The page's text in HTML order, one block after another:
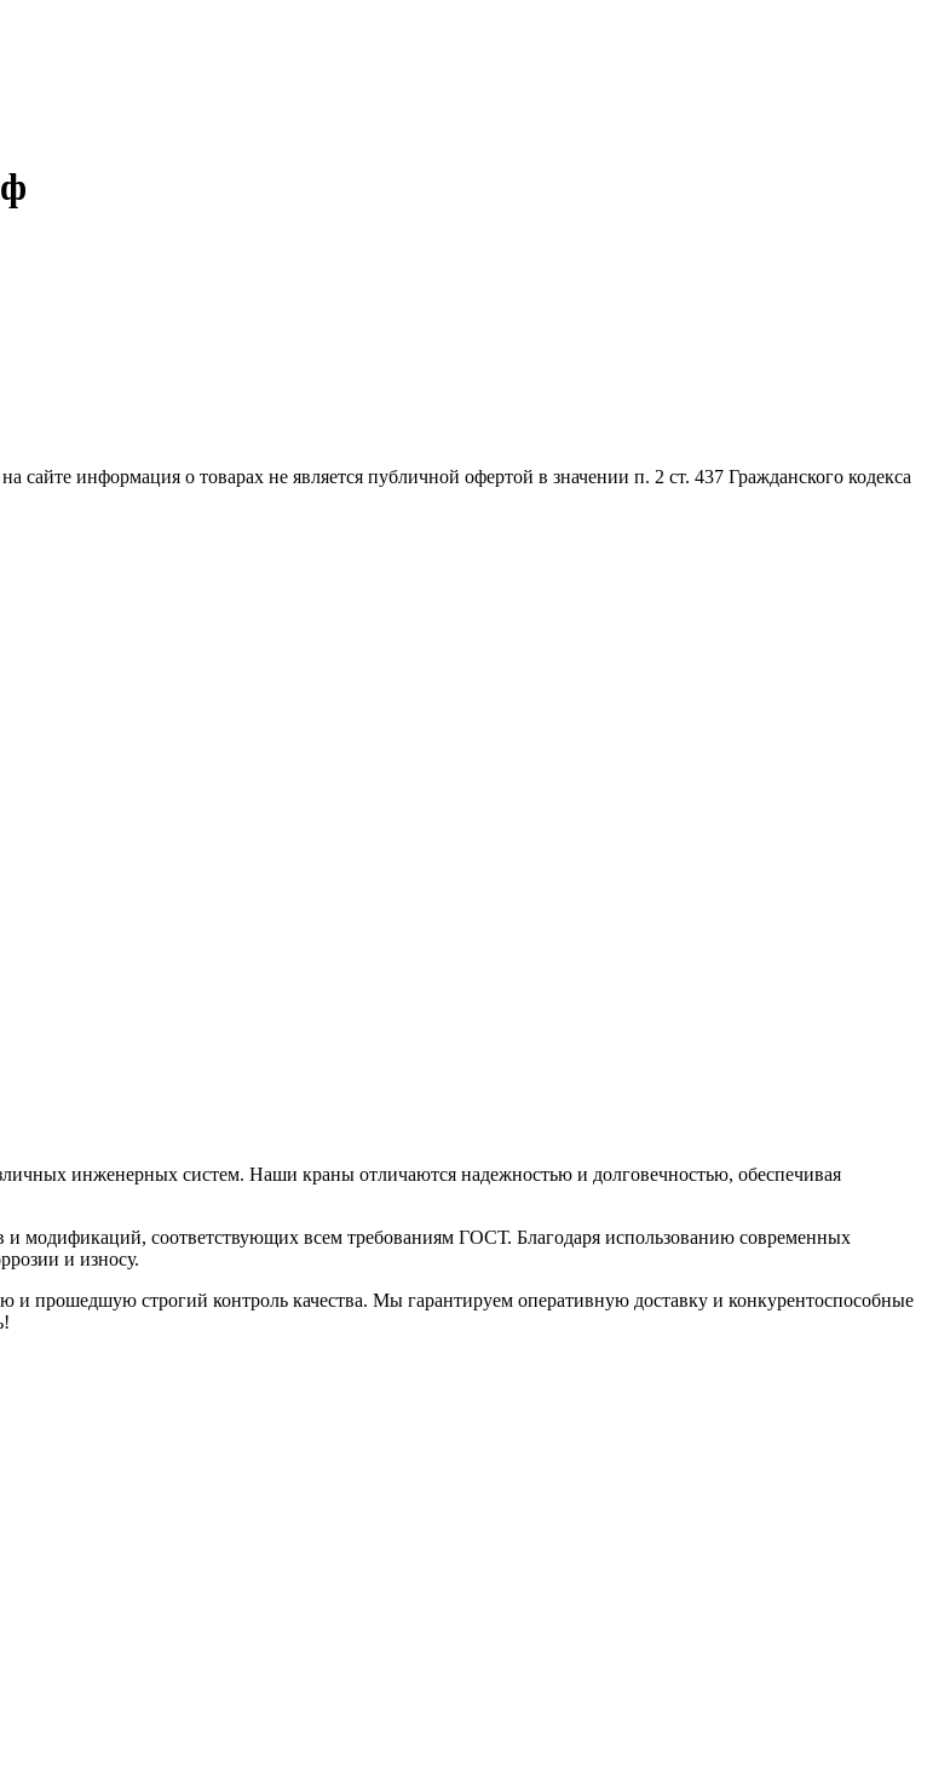
информация о товарах не является публичной офертой в значении п. 2 ст. 437 Гражданского кодекса
инженерных систем. Наши краны отличаются надежностью и долговечностью, обеспечивая
модификаций, соответствующих всем требованиям ГОСТ. Благодаря использованию современных
и износу.
прошедшую строгий контроль качества. Мы гарантируем оперативную доставку и конкурентоспособные